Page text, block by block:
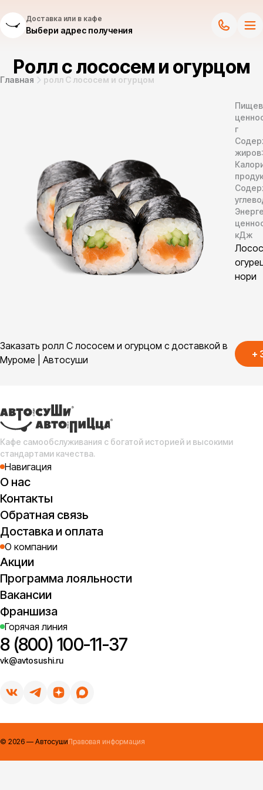
Доставка или в кафе
Выбери адрес получения
Ролл с лососем и огурцом
Главная ролл С лососем и огурцом
Заказать ролл С лососем и огурцом с доставкой в
Муроме | Автосуши
г
кДж
нори
+
Кафе самообслуживания с богатой историей и высокими
стандартами качества.
Навигация
О нас
Контакты
Обратная связь
Доставка и оплата
О компании
Акции
Программа лояльности
Вакансии
Франшиза
Горячая линия
8 (800) 100-11-37
vk@avtosushi.ru
© 2026 — АвтосушиПравовая информация